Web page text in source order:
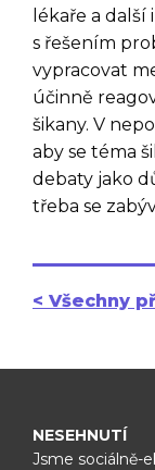
lékaře a
s řešením
vypracovat
účinně
šikany. V
aby se téma
debaty jako
třeba se
< Všechny
NESEHNUTÍ
Jsme sociálně-